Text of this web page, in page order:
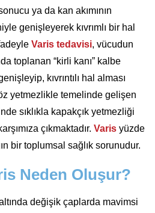
ya da kan akımının
genişleyerek kıvrımlı bir hal
Varis tedavisi, vücudun
toplanan “kirli kanı” kalbe
kıvrıntılı hal alması
yetmezlikle temelinde gelişen
sıklıkla kapakçık yetmezliği
çıkmaktadır. Varis yüzde
bir toplumsal sağlık sorunudur.
Neden Oluşur?
değişik çaplarda mavimsi